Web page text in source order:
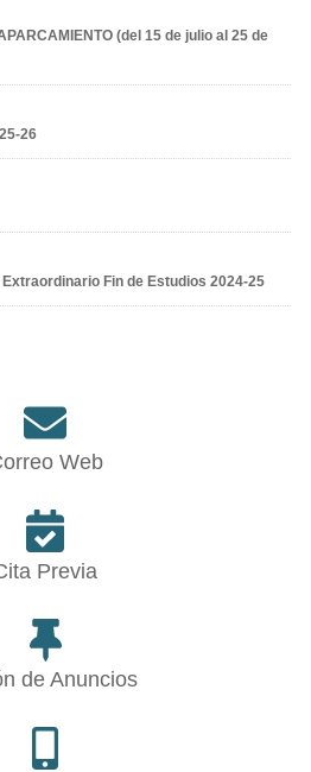
(del 15 de julio al 25 de
26
Fin de Estudios 2024-25
Web
Previa
de Anuncios